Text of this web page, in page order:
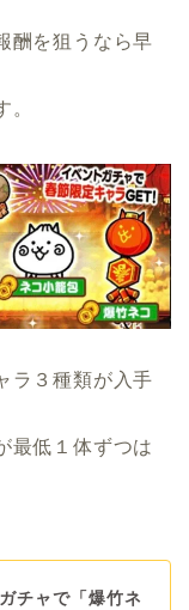
酬を狙うなら早
ラ３種類が入手
最低１体ずつは
チャで「爆竹ネ